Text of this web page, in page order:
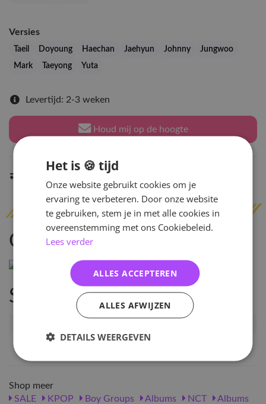
Versies
Taeil Doyoung Haechan Jaehyun Johnny
Jungwoo
Mark
Taeyong Yuta
Levertijd: 2-3 weken
Houd mij op de hoogte
binnen 2 werkdagen
Omschrijving
Specificaties
EAN nummer
1000000492149
Shop meer
SALE
KPOP Boy Groups Albums NCT
Albums
Het is 🍪 tijd
Onze website gebruikt cookies om je
ervaring te verbeteren. Door onze website
te gebruiken, stem je in met alle cookies in
overeenstemming met ons Cookiebeleid.
Lees verder
ALLES ACCEPTEREN
ALLES AFWIJZEN
DETAILS WEERGEVEN